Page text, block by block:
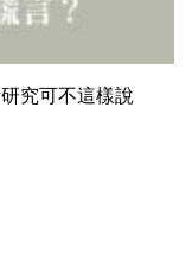
究可不這樣說